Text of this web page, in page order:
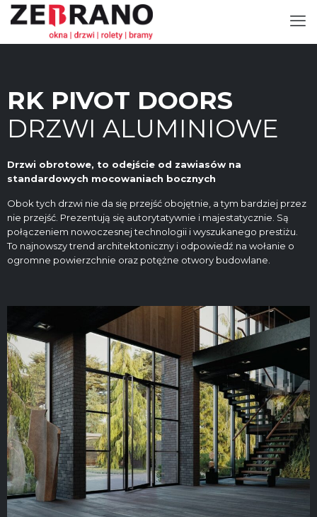
RK PIVOT DOORS
DRZWI ALUMINIOWE
Drzwi obrotowe, to odejście od zawiasów na
standardowych mocowaniach bocznych
Obok tych drzwi nie da się przejść obojętnie, a tym bardziej przez
nie przejść. Prezentują się autorytatywnie i majestatycznie. Są
połączeniem nowoczesnej technologii i wyszukanego prestiżu.
To najnowszy trend architektoniczny i odpowiedź na wołanie o
ogromne powierzchnie oraz potężne otwory budowlane.